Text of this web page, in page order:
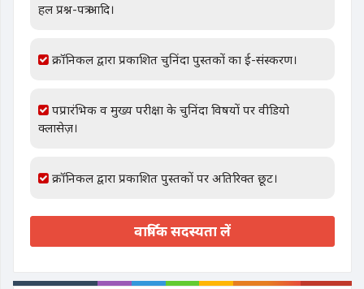
हल प्रश्न-पत्र आदि।
क्रॉनिकल द्वारा प्रकाशित चुनिंदा पुस्तकों का ई-संस्करण।
पप्रारंभिक व मुख्य परीक्षा के चुनिंदा विषयों पर वीडियो
क्लासेज़।
क्रॉनिकल द्वारा प्रकाशित पुस्तकों पर अतिरिक्त छूट।
वार्षिक सदस्यता लें